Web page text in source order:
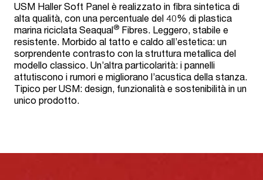
USM Haller Soft Panel è realizzato in fibra sintetica di
alta qualità, con una percentuale del 40% di plastica
marina riciclata Seaqual® Fibres. Leggero, stabile e
resistente. Morbido al tatto e caldo all’estetica: un
sorprendente contrasto con la struttura metallica del
modello classico. Un’altra particolarità: i pannelli
attutiscono i rumori e migliorano l’acustica della stanza.
Tipico per USM: design, funzionalità e sostenibilità in un
unico prodotto.